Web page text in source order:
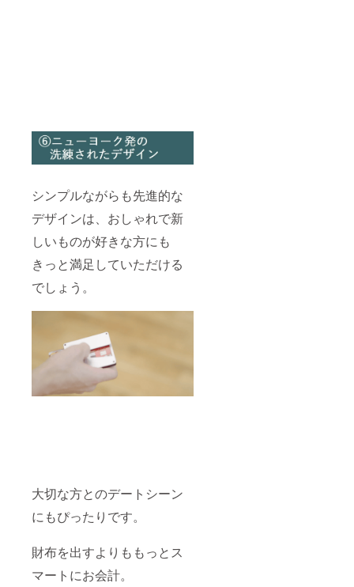
シンプルながらも先進的な
デザインは、おしゃれで新
しいものが好きな方にも
きっと満足していただける
でしょう。
大切な方とのデートシーン
にもぴったりです。
財布を出すよりももっとス
マートにお会計。